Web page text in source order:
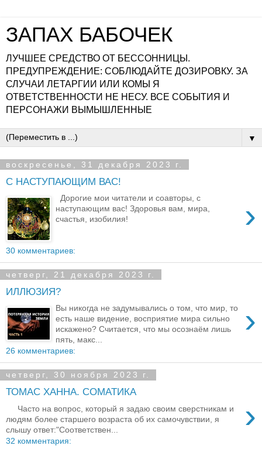
ЗАПАХ БАБОЧЕК
ЛУЧШЕЕ СРЕДСТВО ОТ БЕССОННИЦЫ.
ПРЕДУПРЕЖДЕНИЕ: СОБЛЮДАЙТЕ ДОЗИРОВКУ. ЗА
СЛУЧАИ ЛЕТАРГИИ ИЛИ КОМЫ Я
ОТВЕТСТВЕННОСТИ НЕ НЕСУ. ВСЕ СОБЫТИЯ И
ПЕРСОНАЖИ ВЫМЫШЛЕННЫЕ
▼
воскресенье, 31 декабря 2023 г.
С НАСТУПАЮЩИМ ВАС!
›
Дорогие мои читатели и соавторы, с
наступающим вас! Здоровья вам, мира,
счастья, изобилия!
30 комментариев:
четверг, 21 декабря 2023 г.
ИЛЛЮЗИЯ?
›
Вы никогда не задумывались о том, что мир, то
есть наше видение, восприятие мира сильно
искажено? Считается, что мы осознаём лишь
пять, макс...
26 комментариев:
четверг, 30 ноября 2023 г.
ТОМАС ХАННА. СОМАТИКА
›
Часто на вопрос, который я задаю своим сверстникам и
людям более старшего возраста об их самочувствии, я
слышу ответ:"Соответствен...
32 комментария: